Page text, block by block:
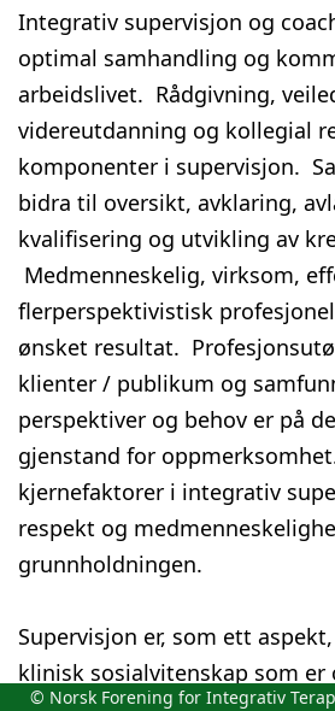
Integrativ supervisjon og
optimal samhandling og
arbeidslivet. Rådgivning,
videreutdanning og kollegial
komponenter i supervisjon.
bidra til oversikt, avklaring,
kvalifisering og utvikling av
Medmenneskelig, virksom,
flerperspektivistisk
ønsket resultat.
klienter / publikum og
perspektiver og behov er på
gjenstand for
kjernefaktorer i integrativ
respekt og
grunnholdningen.
Supervisjon er, som ett
klinisk sosialvitenskap som er
© Norsk Forening for Integrativ